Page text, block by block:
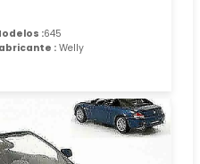
:645
: Welly